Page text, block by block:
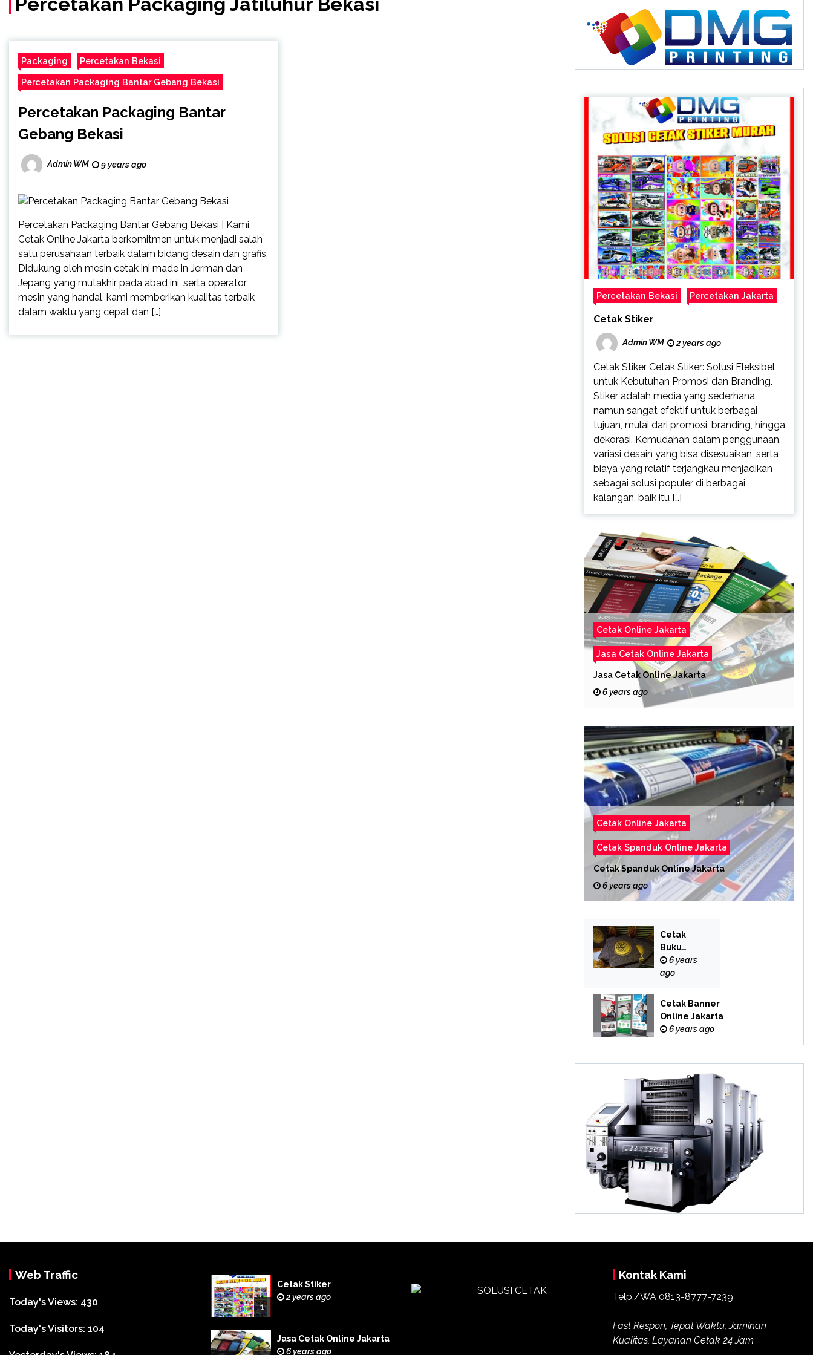
Packaging Percetakan Bekasi
Percetakan Packaging Bantar Gebang Bekasi
Percetakan Packaging Bantar
Gebang Bekasi
Admin WM 9 years ago
Percetakan Packaging Bantar Gebang Bekasi | Kami
Cetak Online Jakarta berkomitmen untuk menjadi salah
satu perusahaan terbaik dalam bidang desain dan grafis.
Didukung oleh mesin cetak ini made in Jerman dan
Jepang yang mutakhir pada abad ini, serta operator
mesin yang handal, kami memberikan kualitas terbaik
dalam waktu yang cepat dan […]
Percetakan Bekasi Percetakan Jakarta
Cetak Stiker
Admin WM 2 years ago
Cetak Stiker Cetak Stiker: Solusi Fleksibel
untuk Kebutuhan Promosi dan Branding.
Stiker adalah media yang sederhana
namun sangat efektif untuk berbagai
tujuan, mulai dari promosi, branding, hingga
dekorasi. Kemudahan dalam penggunaan,
variasi desain yang bisa disesuaikan, serta
biaya yang relatif terjangkau menjadikan
sebagai solusi populer di berbagai
kalangan, baik itu […]
Cetak Online Jakarta
Jasa Cetak Online Jakarta
Jasa Cetak Online Jakarta
6 years ago
Cetak Online Jakarta
Cetak Spanduk Online Jakarta
Cetak Spanduk Online Jakarta
6 years ago
Cetak
Buku
Yasin
Online
6 years
ago
Cetak Banner
Online Jakarta
6 years ago
Web Traffic
Today's Views: 430
Today's Visitors: 104
1
Cetak Stiker
2 years ago
Jasa Cetak Online Jakarta
6 years ago
Kontak Kami
Telp./WA 0813-8777-7239
Fast Respon, Tepat Waktu, Jaminan
Kualitas, Layanan Cetak 24 Jam